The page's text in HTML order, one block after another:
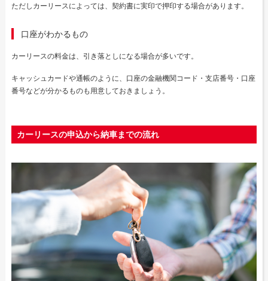
ただしカーリースによっては、契約書に実印で押印する場合があります。
口座がわかるもの
カーリースの料金は、引き落としになる場合が多いです。
キャッシュカードや通帳のように、口座の金融機関コード・支店番号・口座
番号などが分かるものも用意しておきましょう。
カーリースの申込から納車までの流れ